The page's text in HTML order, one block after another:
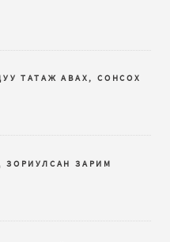
ТАТАЖ АВАХ, СОНСОХ
ЗОРИУЛСАН ЗАРИМ